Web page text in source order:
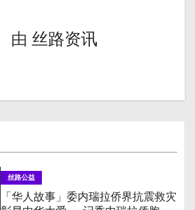
由 丝路资讯
丝路公益
「华人故事」委内瑞拉侨界抗震救灾